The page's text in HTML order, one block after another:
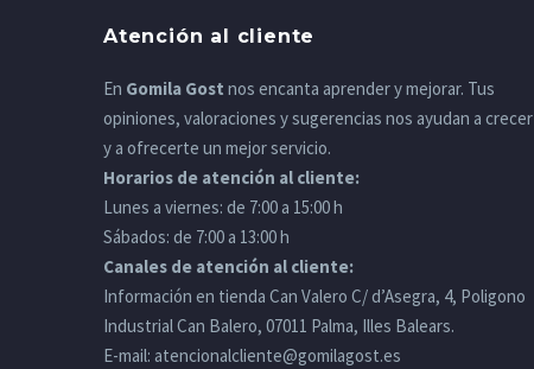
Atención al cliente
En Gomila Gost nos encanta aprender y mejorar. Tus
opiniones, valoraciones y sugerencias nos ayudan a crecer
y a ofrecerte un mejor servicio.
Horarios de atención al cliente:
Lunes a viernes: de 7:00 a 15:00 h
Sábados: de 7:00 a 13:00 h
Canales de atención al cliente:
Información en tienda Can Valero C/ d’Asegra, 4, Poligono
Industrial Can Balero, 07011 Palma, Illes Balears.
E-mail: atencionalcliente@gomilagost.es